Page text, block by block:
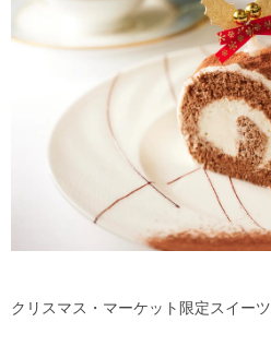
クリスマス・マーケット限定スイーツ